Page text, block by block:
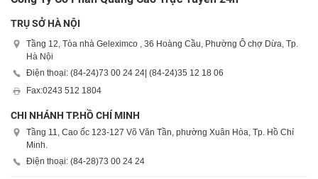
TRỤ SỞ HÀ NỘI
Tầng 12, Tòa nhà Geleximco , 36 Hoàng Cầu, Phường Ô chợ Dừa, Tp.
Hà Nội
Điện thoại: (84-24)73 00 24 24| (84-24)35 12 18 06
Fax:0243 512 1804
CHI NHÁNH TP.HỒ CHÍ MINH
Tầng 11, Cao ốc 123-127 Võ Văn Tần, phường Xuân Hòa, Tp. Hồ Chí
Minh.
Điện thoại: (84-28)73 00 24 24